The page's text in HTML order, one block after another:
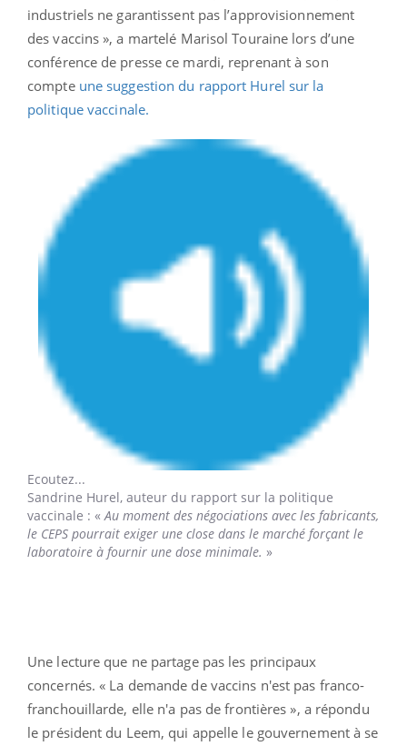
industriels ne garantissent pas l’approvisionnement
des vaccins », a martelé Marisol Touraine lors d’une
conférence de presse ce mardi, reprenant à son
compte une suggestion du rapport Hurel sur la
politique vaccinale.
Ecoutez...
Sandrine Hurel, auteur du rapport sur la politique
vaccinale : «Au moment des négociations avec les fabricants,
le CEPS pourrait exiger une close dans le marché forçant le
laboratoire à fournir une dose minimale. »
Une lecture que ne partage pas les principaux
concernés. « La demande de vaccins n'est pas franco-
franchouillarde, elle n'a pas de frontières », a répondu
le président du Leem, qui appelle le gouvernement à se